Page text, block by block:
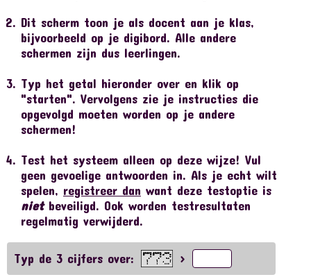
Dit scherm toon je als docent aan je klas,
bijvoorbeeld op je digibord. Alle andere
schermen zijn dus leerlingen.
Typ het getal hieronder over en klik op
"starten". Vervolgens zie je instructies die
opgevolgd moeten worden op je andere
schermen!
Test het systeem alleen op deze wijze! Vul
geen gevoelige antwoorden in. Als je echt wilt
spelen, registreer dan want deze testoptie is
nietbeveiligd. Ook worden testresultaten
regelmatig verwijderd.
Typ de 3 cijfers over: >